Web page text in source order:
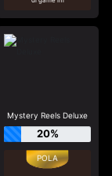
Mystery Reels Deluxe
20%